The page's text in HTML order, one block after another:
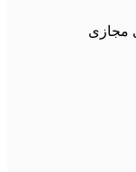
مجازی